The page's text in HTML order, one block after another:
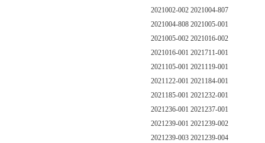
2021002-002 2021004-807
2021004-808 2021005-001
2021005-002 2021016-002
2021016-001 2021711-001
2021105-001 2021119-001
2021122-001 2021184-001
2021185-001 2021232-001
2021236-001 2021237-001
2021239-001 2021239-002
2021239-003 2021239-004